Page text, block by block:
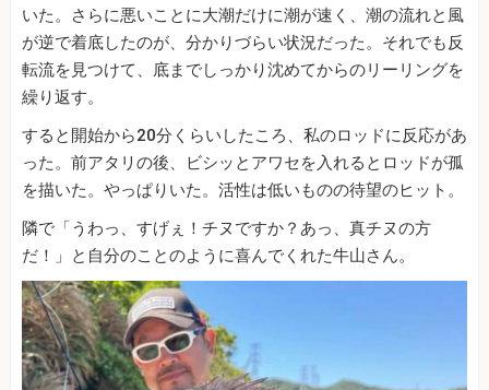
いた。さらに悪いことに大潮だけに潮が速く、潮の流れと風
が逆で着底したのが、分かりづらい状況だった。それでも反
転流を見つけて、底までしっかり沈めてからのリーリングを
繰り返す。
すると開始から20分くらいしたころ、私のロッドに反応があ
った。前アタリの後、ビシッとアワセを入れるとロッドが孤
を描いた。やっぱりいた。活性は低いものの待望のヒット。
隣で「うわっ、すげぇ！チヌですか？あっ、真チヌの方
だ！」と自分のことのように喜んでくれた牛山さん。